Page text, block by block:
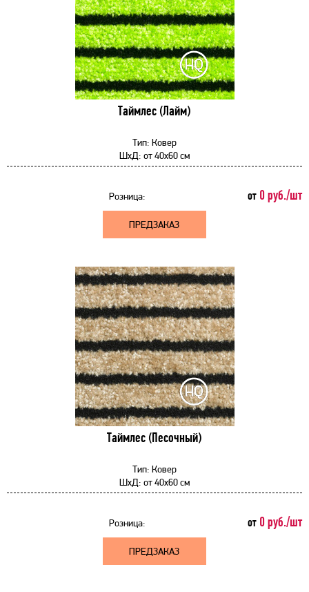
Таймлес (Лайм)
Тип: Ковер
ШхД: от40x60 см
Розница: от 0 руб./шт
ПРЕДЗАКАЗ
Таймлес (Песочный)
Тип: Ковер
ШхД: от40x60 см
Розница: от 0 руб./шт
ПРЕДЗАКАЗ